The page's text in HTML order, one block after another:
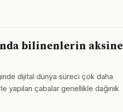
bilinenlerin aksine
dijital dünya süreci çok daha
yapılan çabalar genellikle dağınık